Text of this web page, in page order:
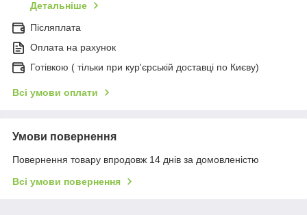
Детальніше
Післяплата
Оплата на рахунок
Готівкою ( тільки при кур'єрській доставці по Києву)
Всі умови оплати
Умови повернення
Повернення товару впродовж 14 днів за домовленістю
Всі умови повернення